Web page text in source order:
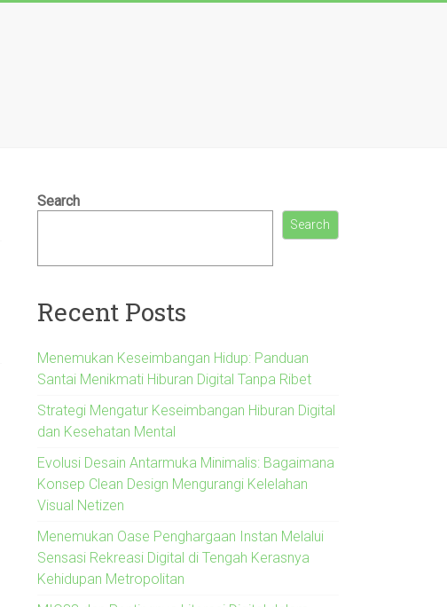
Search
Search
Recent Posts
Menemukan Keseimbangan Hidup: Panduan
Santai Menikmati Hiburan Digital Tanpa Ribet
Strategi Mengatur Keseimbangan Hiburan Digital
dan Kesehatan Mental
Evolusi Desain Antarmuka Minimalis: Bagaimana
Konsep Clean Design Mengurangi Kelelahan
Visual Netizen
Menemukan Oase Penghargaan Instan Melalui
Sensasi Rekreasi Digital di Tengah Kerasnya
Kehidupan Metropolitan